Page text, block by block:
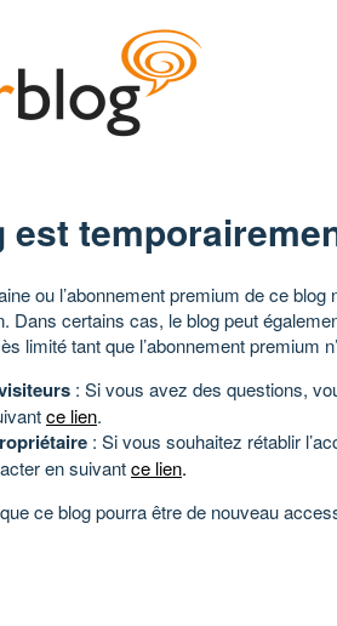
est
ou l’abonnement premium de ce blog
Dans certains cas, le blog peut
limité tant que l’abonnement premium
: Si vous avez des questions,
ce lien.
: Si vous souhaitez rétablir
en suivantce lien.
ce blog pourra être de nouveau